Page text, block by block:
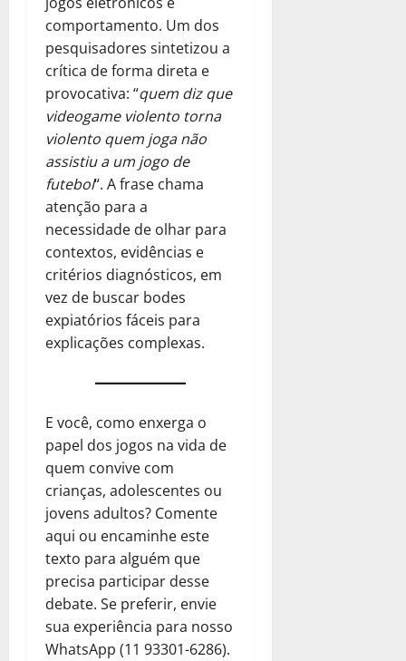
comportamento. Um dos
pesquisadores sintetizou a
crítica de forma direta e
provocativa: “quem diz que
videogame violento torna
violento quem joga não
assistiu a um jogo de
futebol“. A frase chama
atenção para a
necessidade de olhar para
contextos, evidências e
critérios diagnósticos, em
vez de buscar bodes
expiatórios fáceis para
explicações complexas.
E você, como enxerga o
papel dos jogos na vida de
quem convive com
crianças, adolescentes ou
jovens adultos? Comente
aqui ou encaminhe este
texto para alguém que
precisa participar desse
debate. Se preferir, envie
sua experiência para nosso
WhatsApp (11 93301-6286).